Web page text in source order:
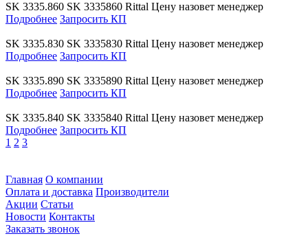
SK 3335.860 SK 3335860 Rittal Цену назовет менеджер
Подробнее Запросить КП
SK 3335.830 SK 3335830 Rittal Цену назовет менеджер
Подробнее Запросить КП
SK 3335.890 SK 3335890 Rittal Цену назовет менеджер
Подробнее Запросить КП
SK 3335.840 SK 3335840 Rittal Цену назовет менеджер
Подробнее Запросить КП
1 2 3
Главная О компании
Оплата и доставка Производители
Акции Статьи
Новости Контакты
Заказать звонок